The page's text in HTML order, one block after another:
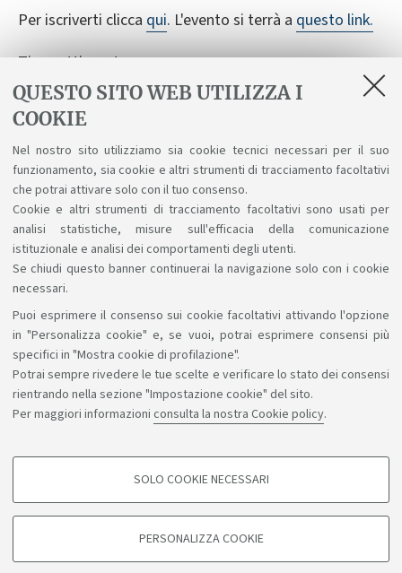
QUESTO SITO WEB UTILIZZA I
COOKIE
Nel nostro sito utilizziamo sia cookie tecnici necessari per il suo
funzionamento, sia cookie e altri strumenti di tracciamento facoltativi
che potrai attivare solo con il tuo consenso.
Cookie e altri strumenti di tracciamento facoltativi sono usati per
analisi statistiche, misure sull'efficacia della comunicazione
istituzionale e analisi dei comportamenti degli utenti.
Se chiudi questo banner continuerai la navigazione solo con i cookie
necessari.
Puoi esprimere il consenso sui cookie facoltativi attivando l'opzione
in "Personalizza cookie" e, se vuoi, potrai esprimere consensi più
specifici in "Mostra cookie di profilazione".
Potrai sempre rivedere le tue scelte e verificare lo stato dei consensi
rientrando nella sezione "Impostazione cookie" del sito.
Per maggiori informazioni consulta la nostra Cookie policy.
COOKIE DI PROFILAZIONE - FACOLTATIVI
degli utenti, creare profili in base al loro comportamento sul sito, per analisi
di marketing.
SOLO COOKIE NECESSARI
PERSONALIZZA COOKIE
Per iscriverti clicca qui. L'evento si terrà a questo link.
Ti aspettiamo!
Voci dalla magistrale - Locandina
[ .pdf 4098Kb ]
Sosteniamo il diritto alla conoscenza
Seguici su:
Bologna - Via Zamboni, 33 - 40126 Bologna - PI: 01131710376 -